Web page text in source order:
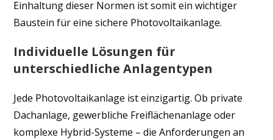
Einhaltung dieser Normen ist somit ein wichtiger
Baustein für eine sichere Photovoltaikanlage.
Individuelle Lösungen für
unterschiedliche Anlagentypen
Jede Photovoltaikanlage ist einzigartig. Ob private
Dachanlage, gewerbliche Freiflächenanlage oder
komplexe Hybrid-Systeme – die Anforderungen an